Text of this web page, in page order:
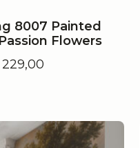
8007 Painted
Flowers